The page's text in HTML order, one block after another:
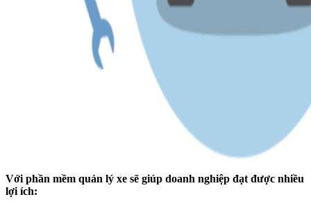
Với phần mềm quản lý xe sẽ giúp doanh nghiệp đạt được nhiều
lợi ích: